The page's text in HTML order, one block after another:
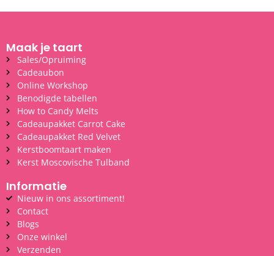
Maak je taart
Sales/Opruiming
Cadeaubon
Online Workshop
Benodigde tabellen
How to Candy Melts
Cadeaupakket Carrot Cake
Cadeaupakket Red Velvet
Kerstboomtaart maken
Kerst Moscovische Tulband
Informatie
Nieuw in ons assortiment!
Contact
Blogs
Onze winkel
Verzenden